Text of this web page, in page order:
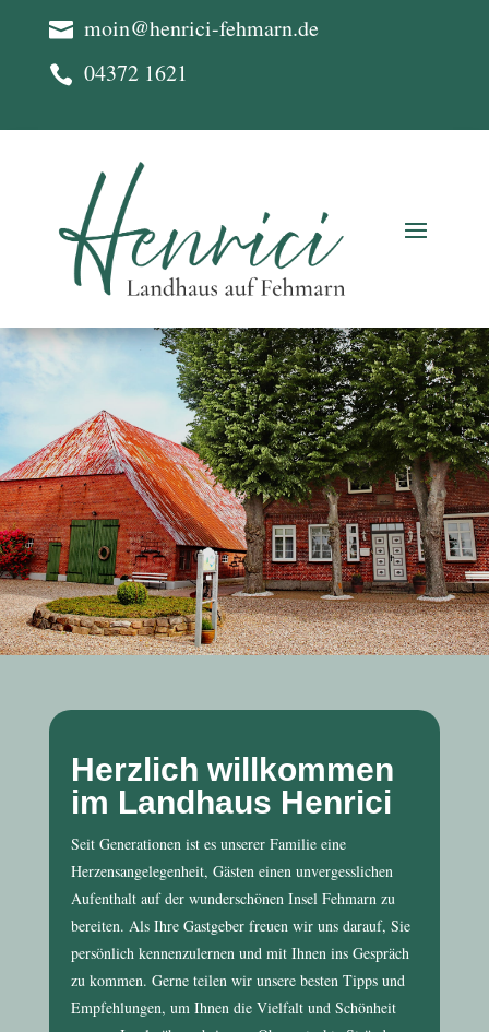
 moin@henrici-fehmarn.de
 04372 1621
Herzlich willkommen
im Landhaus Henrici
Seit Generationen ist es unserer Familie eine
Herzensangelegenheit, Gästen einen unvergesslichen
Aufenthalt auf der wunderschönen Insel Fehmarn zu
bereiten. Als Ihre Gastgeber freuen wir uns darauf, Sie
persönlich kennenzulernen und mit Ihnen ins Gespräch
zu kommen. Gerne teilen wir unsere besten Tipps und
Empfehlungen, um Ihnen die Vielfalt und Schönheit